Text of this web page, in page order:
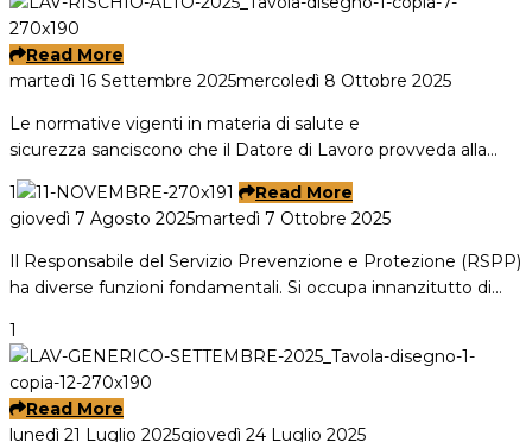
Read More
martedì 16 Settembre 2025mercoledì 8 Ottobre 2025
Le normative vigenti in materia di salute e
sicurezza sanciscono che il Datore di Lavoro provveda alla…
1
Read More
giovedì 7 Agosto 2025martedì 7 Ottobre 2025
Il Responsabile del Servizio Prevenzione e Protezione (RSPP)
ha diverse funzioni fondamentali. Si occupa innanzitutto di…
1
Read More
lunedì 21 Luglio 2025giovedì 24 Luglio 2025